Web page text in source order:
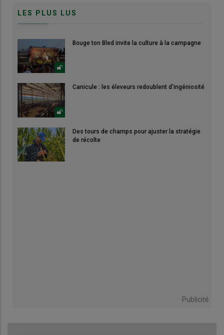
LES PLUS LUS
Bouge ton Bled invite la culture à la campagne
Canicule : les éleveurs redoublent d'ingéniosité
Des tours de champs pour ajuster la stratégie
de récolte
Publicité